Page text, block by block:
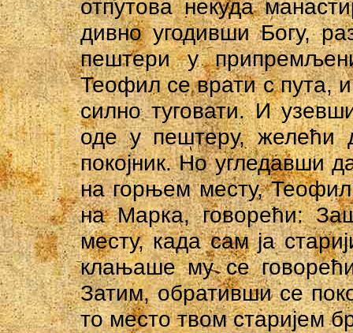
отпутова некуда
дивно угодивши Богу,
пештери у
Теофил се врати с пута,
силно туговати. И
оде у пештеру, желећи
покојник. Но угледавши
на горњем месту,
на Марка, говорећи:
месту, када сам ја
клањаше му се
Затим, обративши се
то место твом старијем